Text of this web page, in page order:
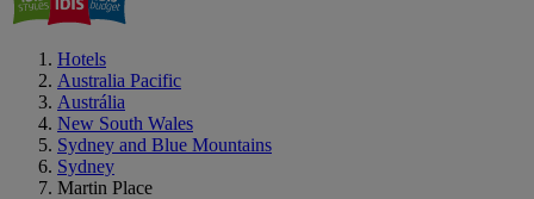
Hotels
Australia Pacific
Austrália
New South Wales
Sydney and Blue Mountains
Sydney
Martin Place